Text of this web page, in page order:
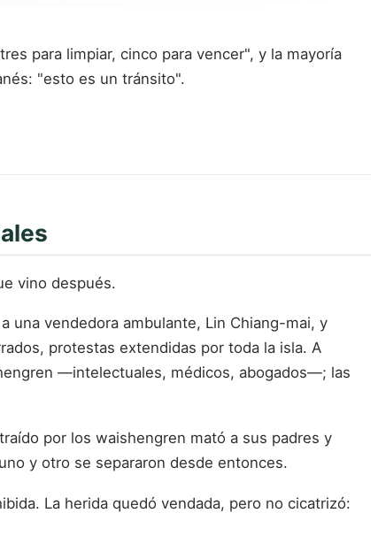
para limpiar, cinco para vencer", y la mayoría
"esto es un tránsito".
vino después.
una vendedora ambulante, Lin Chiang-mai, y
protestas extendidas por toda la isla. A
—intelectuales, médicos, abogados—; las
por los waishengren mató a sus padres y
y otro se separaron desde entonces.
La herida quedó vendada, pero no cicatrizó: